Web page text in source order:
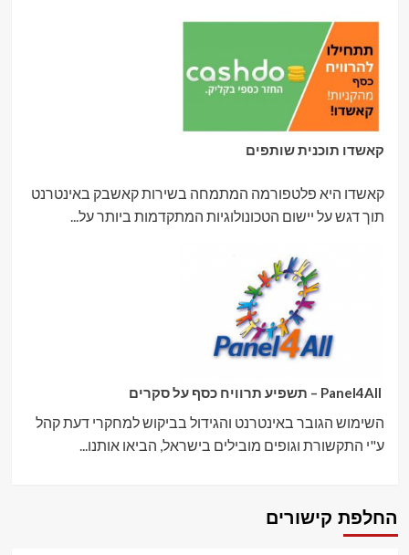
קאשדו תוכנית שותפים
קאשדו היא פלטפורמה המתמחה בשירות קאשבק באינטרנט
תוך דגש על יישום הטכונולוגיות המתקדמות ביותר על...
השימוש הגובר באינטרנט והגידול בביקוש למחקרי דעת קהל
ע"י התקשורת וגופים מובילים בישראל, הביאו אותנו...
החלפת קישורים